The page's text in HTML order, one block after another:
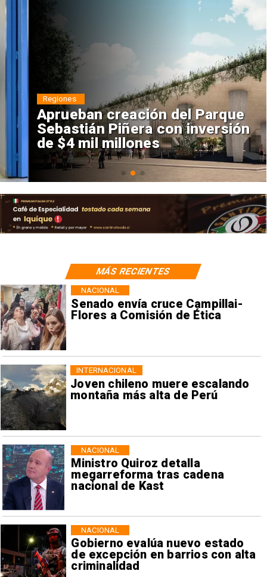
Aprueban creación del Parque
Sebastián Piñera con inversión
de $4 mil millones
Regiones
Senado envía cruce Campillai-
Flores a Comisión de Ética
NACIONAL
Joven chileno muere escalando
montaña más alta de Perú
INTERNACIONAL
Ministro Quiroz detalla
megarreforma tras cadena
nacional de Kast
NACIONAL
Gobierno evalúa nuevo estado
de excepción en barrios con alta
criminalidad
NACIONAL
MÁS RECIENTES